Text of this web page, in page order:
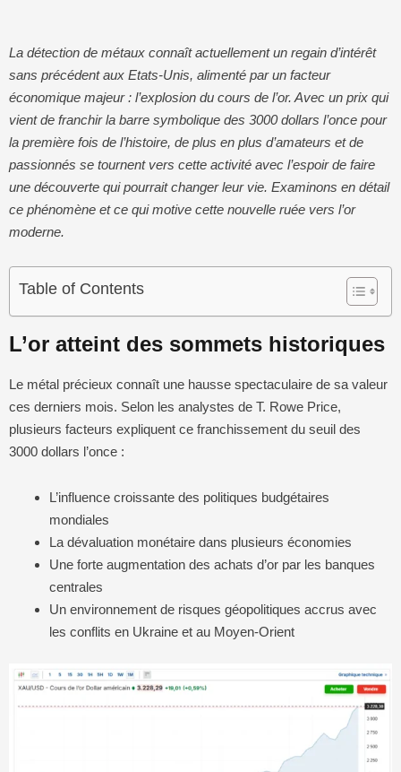
La détection de métaux connaît actuellement un regain d’intérêt
sans précédent aux Etats-Unis, alimenté par un facteur
économique majeur : l’explosion du cours de l’or. Avec un prix qui
vient de franchir la barre symbolique des 3000 dollars l’once pour
la première fois de l’histoire, de plus en plus d’amateurs et de
passionnés se tournent vers cette activité avec l’espoir de faire
une découverte qui pourrait changer leur vie. Examinons en détail
ce phénomène et ce qui motive cette nouvelle ruée vers l’or
moderne.
Table of Contents
L’or atteint des sommets historiques
Le métal précieux connaît une hausse spectaculaire de sa valeur
ces derniers mois. Selon les analystes de T. Rowe Price,
plusieurs facteurs expliquent ce franchissement du seuil des
3000 dollars l’once :
L’influence croissante des politiques budgétaires
mondiales
La dévaluation monétaire dans plusieurs économies
Une forte augmentation des achats d’or par les banques
centrales
Un environnement de risques géopolitiques accrus avec
les conflits en Ukraine et au Moyen-Orient